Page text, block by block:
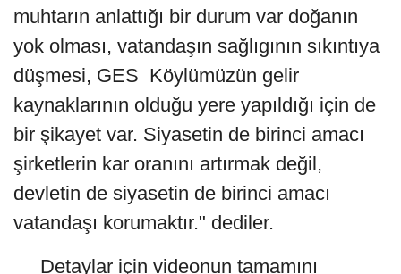
muhtarın anlattığı bir durum var doğanın
yok olması, vatandaşın sağlıgının sıkıntıya
düşmesi, GES Köylümüzün gelir
kaynaklarının olduğu yere yapıldığı için de
bir şikayet var. Siyasetin de birinci amacı
şirketlerin kar oranını artırmak değil,
devletin de siyasetin de birinci amacı
vatandaşı korumaktır." dediler.
Detaylar için videonun tamamını